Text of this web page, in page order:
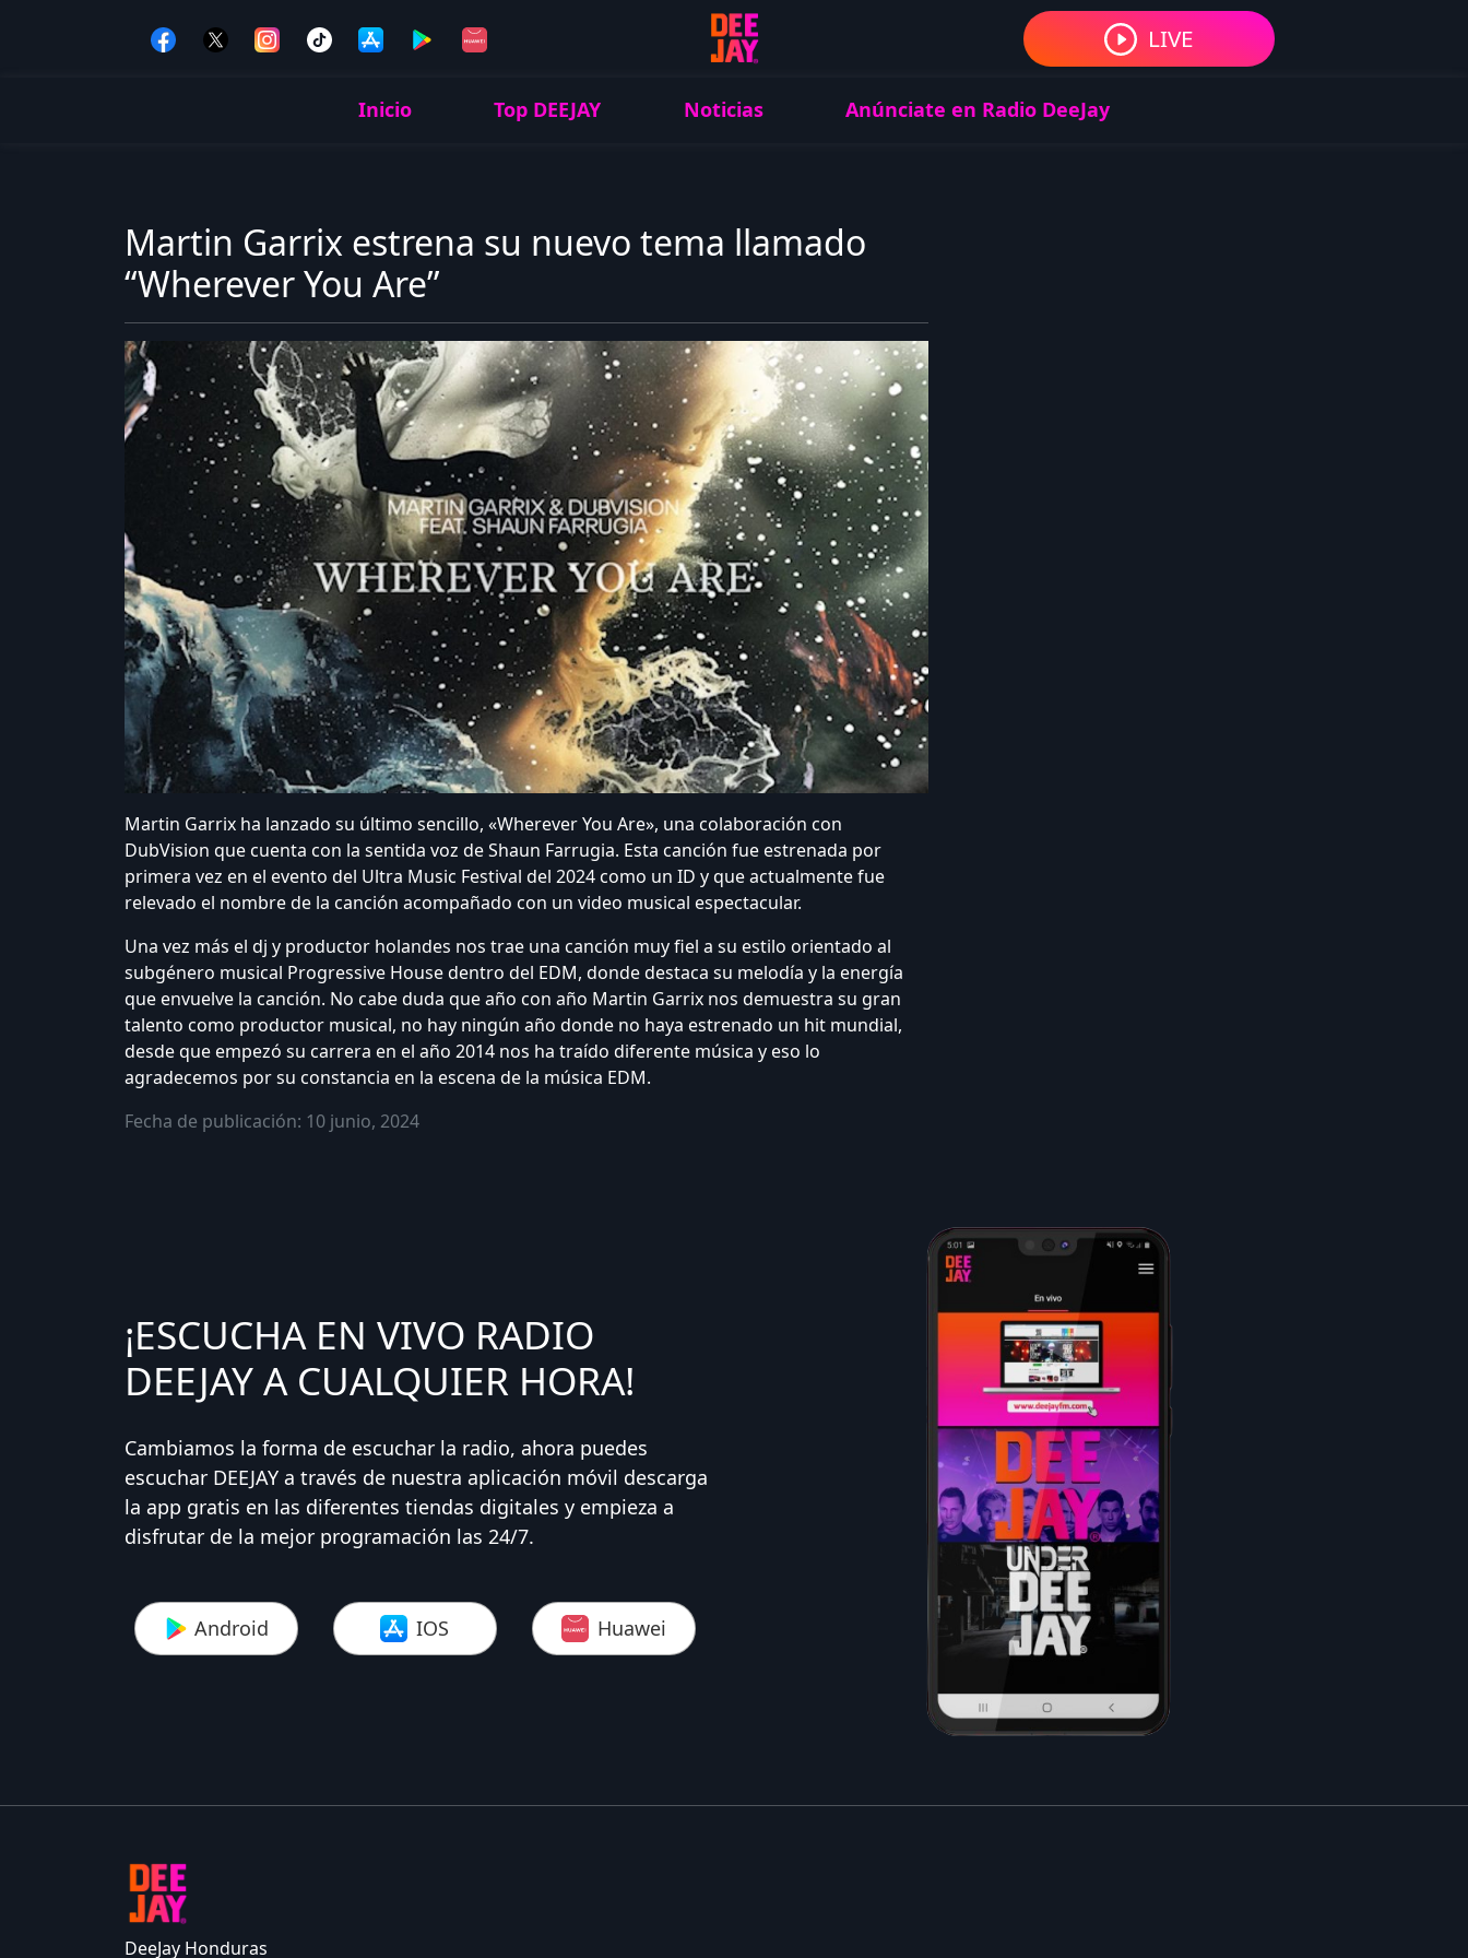
LIVE
Inicio Top DEEJAY Noticias Anúnciate en Radio DeeJay
Martin Garrix estrena su nuevo tema llamado
“Wherever You Are”
Martin Garrix ha lanzado su último sencillo, «Wherever You Are», una colaboración con
DubVision que cuenta con la sentida voz de Shaun Farrugia. Esta canción fue estrenada por
primera vez en el evento del Ultra Music Festival del 2024 como un ID y que actualmente fue
relevado el nombre de la canción acompañado con un video musical espectacular.
Una vez más el dj y productor holandes nos trae una canción muy fiel a su estilo orientado al
subgénero musical Progressive House dentro del EDM, donde destaca su melodía y la energía
que envuelve la canción. No cabe duda que año con año Martin Garrix nos demuestra su gran
talento como productor musical, no hay ningún año donde no haya estrenado un hit mundial,
desde que empezó su carrera en el año 2014 nos ha traído diferente música y eso lo
agradecemos por su constancia en la escena de la música EDM.
Fecha de publicación: 10 junio, 2024
¡ESCUCHA EN VIVO RADIO
DEEJAY A CUALQUIER HORA!
Cambiamos la forma de escuchar la radio, ahora puedes
escuchar DEEJAY a través de nuestra aplicación móvil descarga
la app gratis en las diferentes tiendas digitales y empieza a
disfrutar de la mejor programación las 24/7.
Android IOS Huawei
DeeJay Honduras